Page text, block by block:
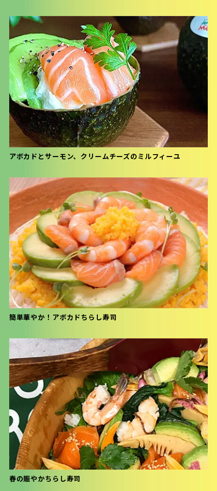
アボカドとサーモン、クリームチーズのミルフィーユ
簡単華やか！アボカドちらし寿司
春の賑やかちらし寿司